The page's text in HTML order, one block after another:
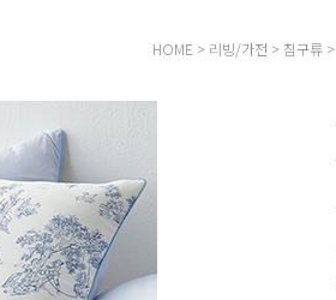
HOME > 리빙/가전 > 침구류 >